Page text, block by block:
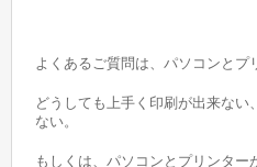
よくあるご質問は、パソコンとプ
どうしても上手く印刷が出来ない
ない。
もしくは、パソコンとプリンター